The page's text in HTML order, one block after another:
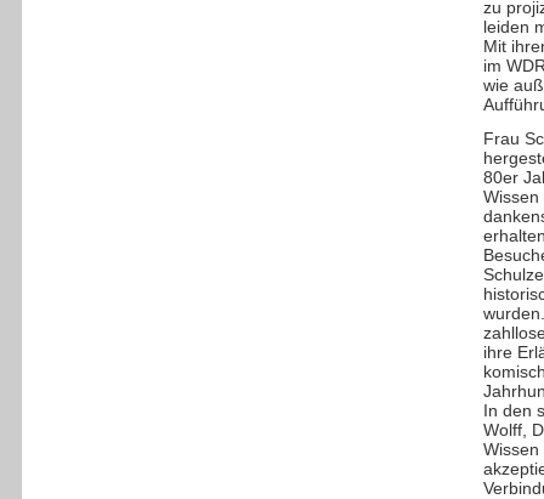
zu
leiden
Mit
im
wie
Frau
80er
ihre
In den
Wolff,